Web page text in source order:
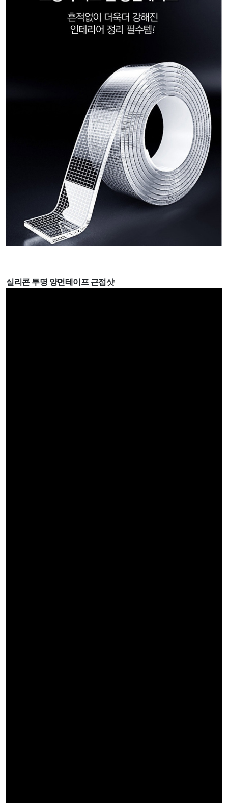
실리콘 투명 양면테이프 근접샷